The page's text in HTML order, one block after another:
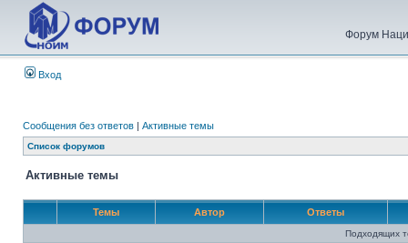
Форум
Вход
Сообщения без ответов | Активные темы
Список форумов
Активные темы
Темы Автор Ответы
Подходящих